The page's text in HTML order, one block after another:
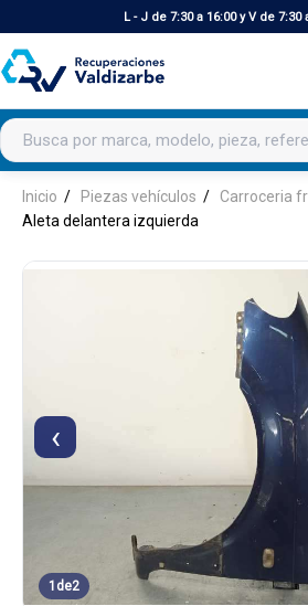
L - J de 7:30 a 16:00 y V de 7:30
Buscar productos
Inicio Piezas vehículos
Carroceria
Aleta delantera izquierda
‹
1 de2